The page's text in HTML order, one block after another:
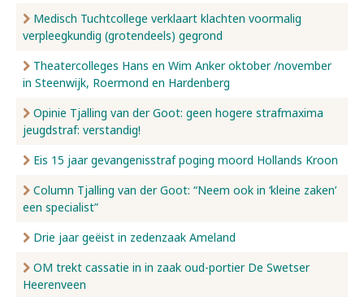
Werkwijze
Nieuws
Over ons
Contact
Medisch Tuchtcollege verklaart klachten voormalig
verpleegkundig (grotendeels) gegrond
Theatercolleges Hans en Wim Anker oktober /november
in Steenwijk, Roermond en Hardenberg
Opinie Tjalling van der Goot: geen hogere strafmaxima
jeugdstraf: verstandig!
Eis 15 jaar gevangenisstraf poging moord Hollands Kroon
Column Tjalling van der Goot: “Neem ook in ‘kleine zaken’
een specialist”
Drie jaar geëist in zedenzaak Ameland
OM trekt cassatie in in zaak oud-portier De Swetser
Heerenveen